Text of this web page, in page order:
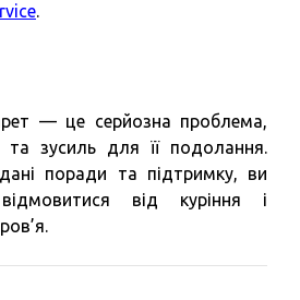
.
— це серйозна проблема,
та зусиль для її подолання.
поради та підтримку, ви
від куріння і